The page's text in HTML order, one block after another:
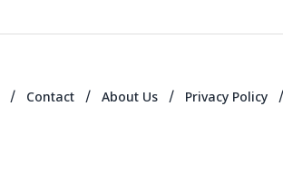
Contact About Us Privacy Policy